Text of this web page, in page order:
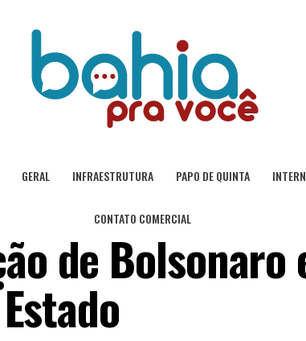
GERAL INFRAESTRUTURA PAPO DE QUINTA
CONTATO COMERCIAL
de Bolsonaro